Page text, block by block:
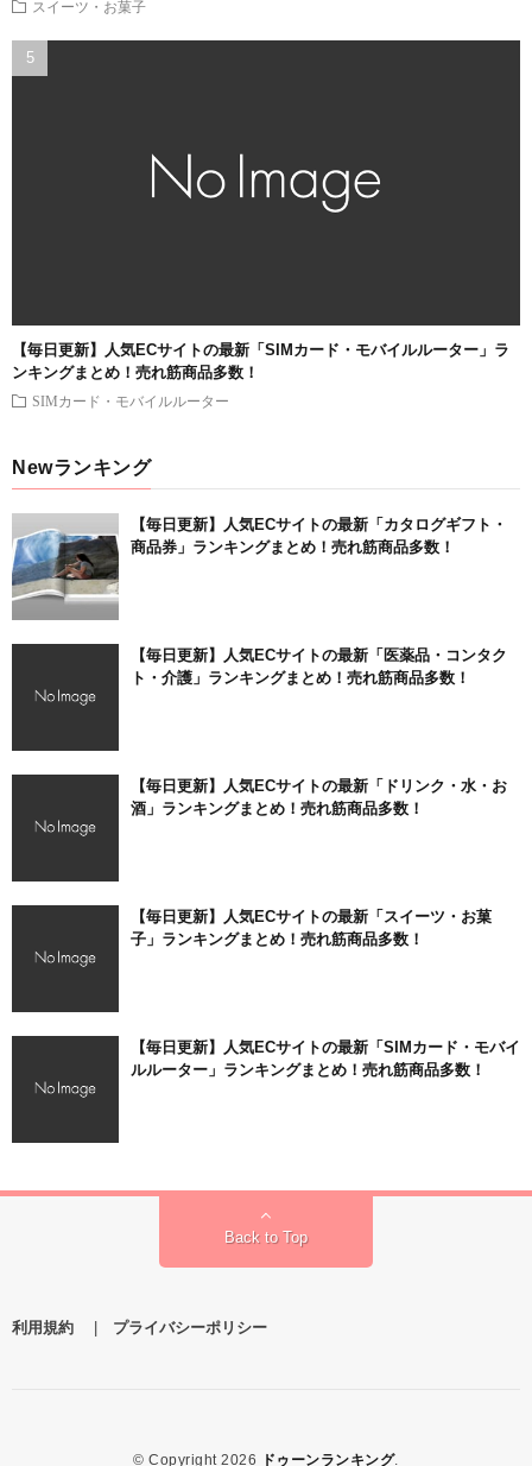
スイーツ・お菓子
【毎日更新】人気ECサイトの最新「SIMカード・モバイルルーター」ラ
ンキングまとめ！売れ筋商品多数！
SIMカード・モバイルルーター
Newランキング
【毎日更新】人気ECサイトの最新「カタログギフト・
商品券」ランキングまとめ！売れ筋商品多数！
【毎日更新】人気ECサイトの最新「医薬品・コンタク
ト・介護」ランキングまとめ！売れ筋商品多数！
【毎日更新】人気ECサイトの最新「ドリンク・水・お
酒」ランキングまとめ！売れ筋商品多数！
【毎日更新】人気ECサイトの最新「スイーツ・お菓
子」ランキングまとめ！売れ筋商品多数！
【毎日更新】人気ECサイトの最新「SIMカード・モバイ
ルルーター」ランキングまとめ！売れ筋商品多数！
Back to Top
利用規約 | プライバシーポリシー
© Copyright 2026 ドゥーンランキング.